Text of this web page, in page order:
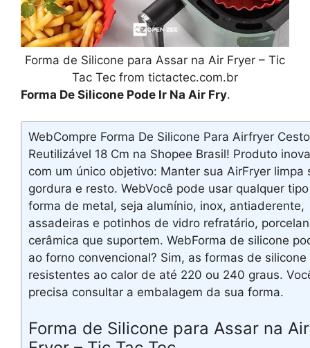
Forma de Silicone para Assar na Air Fryer – Tic
Tac Tec from tictactec.com.br
Forma De Silicone Pode Ir Na Air Fry.
WebCompre Forma De Silicone Para Airfryer Cesto
Reutilizável 18 Cm na Shopee Brasil! Produto
com um único objetivo: Manter sua AirFryer limpa
gordura e resto. WebVocê pode usar qualquer
forma de metal, seja alumínio, inox, antiaderente,
assadeiras e potinhos de vidro refratário,
cerâmica que suportem. WebForma de silicone
ao forno convencional? Sim, as formas de silicone
resistentes ao calor de até 220 ou 240 graus.
precisa consultar a embalagem da sua forma.
Forma de Silicone para Assar na Air